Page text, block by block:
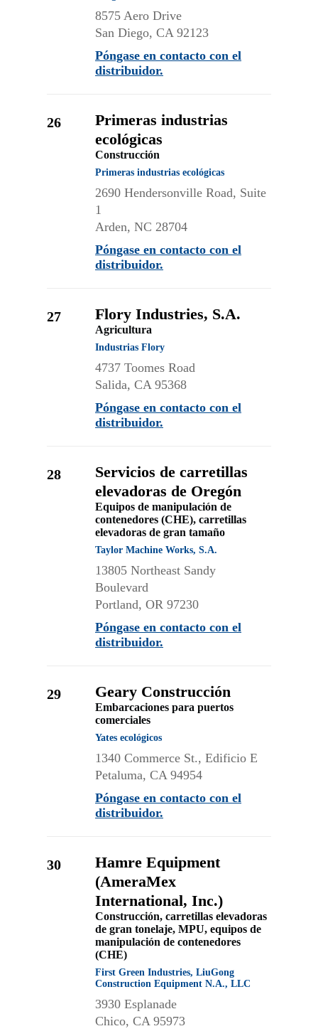
8575 Aero Drive
San Diego, CA 92123
Póngase en contacto con el
distribuidor.
26
Primeras industrias
ecológicas
Construcción
Primeras industrias ecológicas
2690 Hendersonville Road, Suite
1
Arden, NC 28704
Póngase en contacto con el
distribuidor.
27 Flory Industries, S.A.
Agricultura
Industrias Flory
4737 Toomes Road
Salida, CA 95368
Póngase en contacto con el
distribuidor.
28
Servicios de carretillas
elevadoras de Oregón
Equipos de manipulación de
contenedores (CHE), carretillas
elevadoras de gran tamaño
Taylor Machine Works, S.A.
13805 Northeast Sandy
Boulevard
Portland, OR 97230
Póngase en contacto con el
distribuidor.
29 Geary Construcción
Embarcaciones para puertos
comerciales
Yates ecológicos
1340 Commerce St., Edificio E
Petaluma, CA 94954
Póngase en contacto con el
distribuidor.
30
Hamre Equipment
(AmeraMex
International, Inc.)
Construcción, carretillas elevadoras
de gran tonelaje, MPU, equipos de
manipulación de contenedores
(CHE)
First Green Industries, LiuGong
Construction Equipment N.A., LLC
3930 Esplanade
Chico, CA 95973